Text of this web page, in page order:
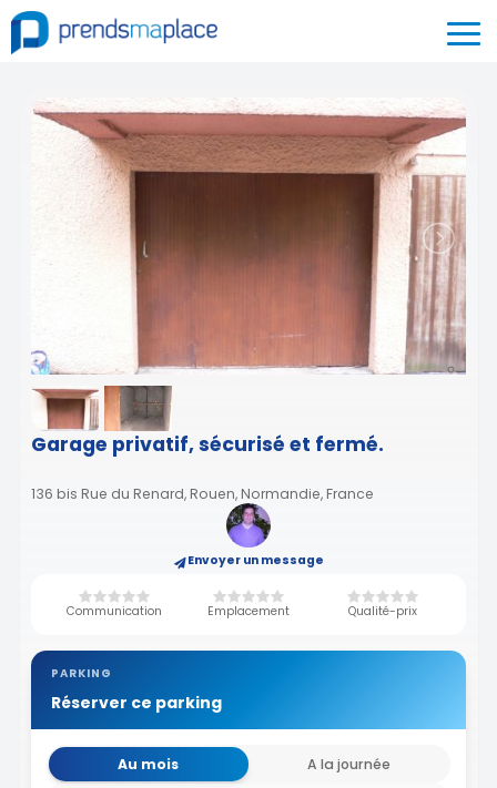
Garage privatif, sécurisé et fermé.
136 bis Rue du Renard, Rouen, Normandie, France
Envoyer un message
Communication Emplacement Qualité-prix
PARKING
Réserver ce parking
Au mois
A la journée